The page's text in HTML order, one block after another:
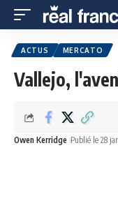
ACTUS MERCATO
Vallejo,
Owen Kerridge Publié le 28